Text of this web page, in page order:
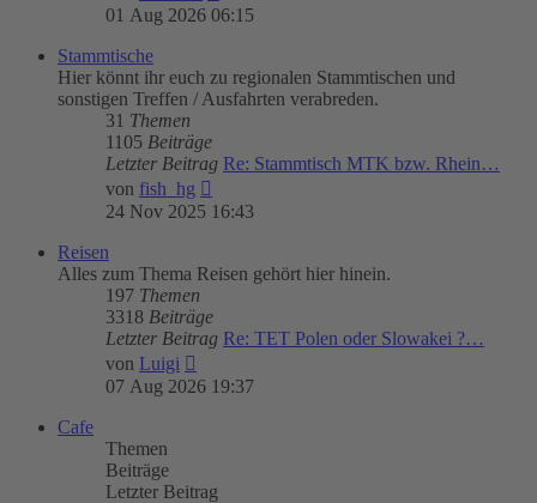
Beitrag
01 Aug 2026 06:15
Stammtische
Hier könnt ihr euch zu regionalen Stammtischen und
sonstigen Treffen / Ausfahrten verabreden.
31 Themen
1105 Beiträge
Letzter Beitrag Re: Stammtisch MTK bzw. Rhein…
von fish_hg
Beitrag
24 Nov 2025 16:43
Reisen
Alles zum Thema Reisen gehört hier hinein.
197 Themen
3318 Beiträge
Letzter Beitrag Re: TET Polen oder Slowakei ?…
von Luigi
Beitrag
07 Aug 2026 19:37
Cafe
Themen
Beiträge
Letzter Beitrag